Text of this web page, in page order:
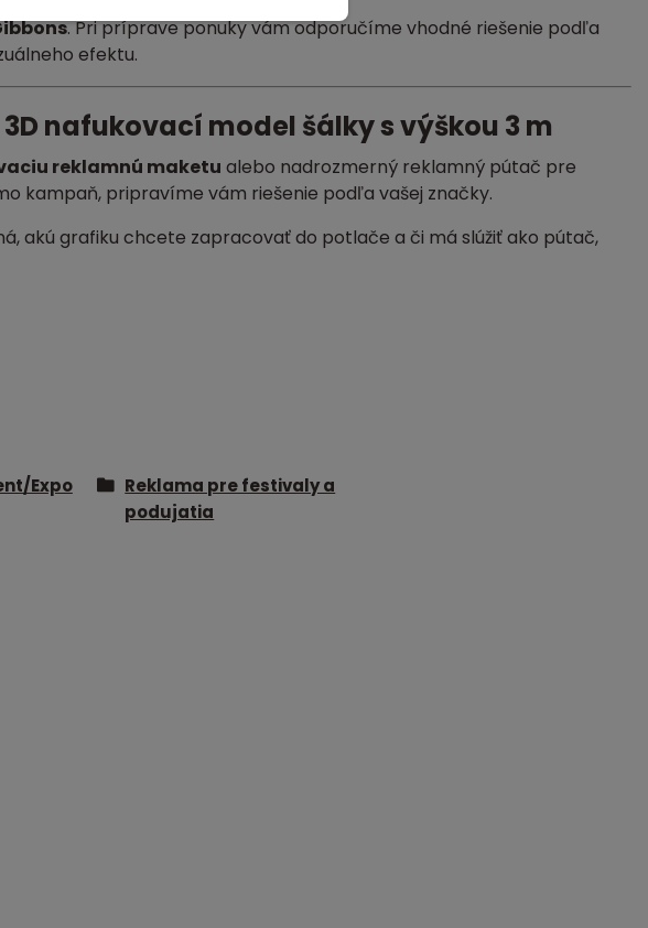
. Pri príprave ponuky vám odporučíme vhodné riešenie podľa
efektu.
nafukovací model šálky s výškou 3 m
reklamnú maketu alebo nadrozmerný reklamný pútač pre
kampaň, pripravíme vám riešenie podľa vašej značky.
akú grafiku chcete zapracovať do potlače a či má slúžiť ako pútač,
Expo
Reklama pre festivaly a
podujatia